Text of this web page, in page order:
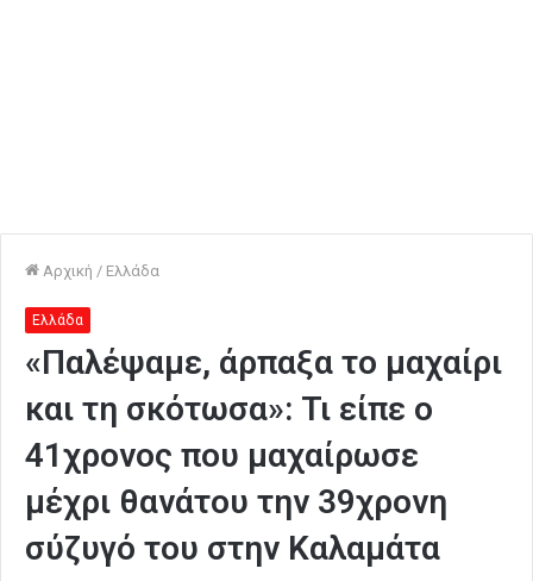
Αρχική / Ελλάδα
Ελλάδα
«Παλέψαμε, άρπαξα το μαχαίρι
και τη σκότωσα»: Τι είπε ο
41χρονος που μαχαίρωσε
μέχρι θανάτου την 39χρονη
σύζυγό του στην Καλαμάτα